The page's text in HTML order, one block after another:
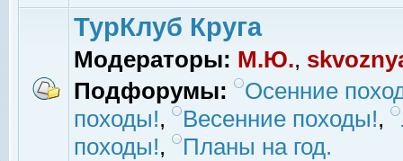
ТурКлуб Круга
Модераторы: М.Ю.,
Подфорумы:
Осенние
походы!, Весенние походы!,
походы!, Планы на год.